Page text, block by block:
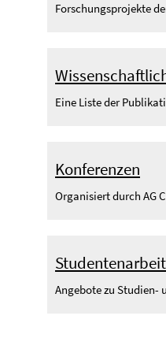
Forschungsprojekte
Eine Liste der
Konferenzen
Organisiert durch AG
Angebote zu Studien-